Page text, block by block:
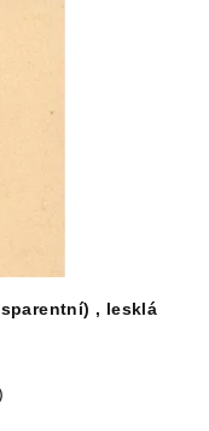
, lesklá